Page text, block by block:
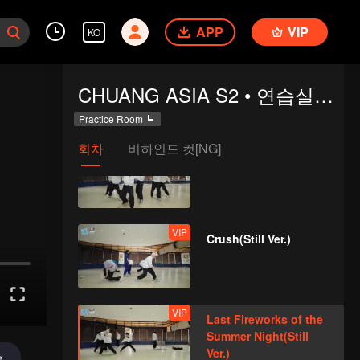
KO APP VIP
CHUANG ASIA S2 • 연습실에 오신 걸 환영해요
Practice Room
회차 비하인드 컷[NG]
Ver.)
VIP Mic Drop(Still Ver.)
VIP Crush(Still Ver.)
VIP
Last Fireworks of the
Summer Night(Still
Ver.)